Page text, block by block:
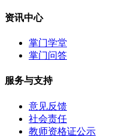
资讯中心
掌门学堂
掌门问答
服务与支持
意见反馈
社会责任
教师资格证公示